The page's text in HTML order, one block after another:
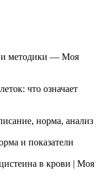
и методики — Моя
что означает
норма, анализ
и показатели
в крови | Моя